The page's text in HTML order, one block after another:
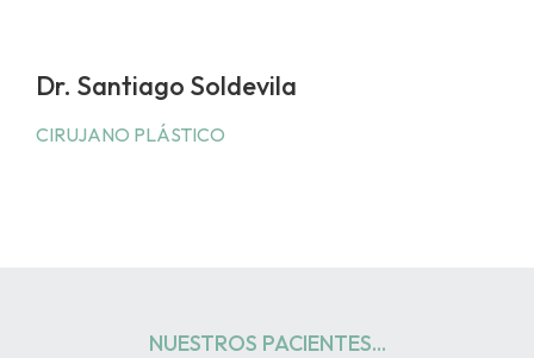
Dr. Santiago Soldevila
CIRUJANO PLÁSTICO
NUESTROS PACIENTES...